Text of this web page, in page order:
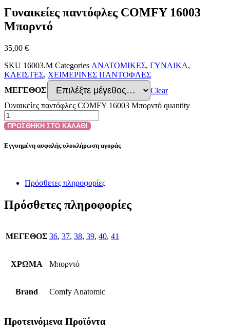
Γυναικείες παντόφλες COMFY 16003
Μπορντό
35,00 €
SKU 16003.M Categories ΑΝΑΤΟΜΙΚΕΣ, ΓΥΝΑΙΚΑ,
ΚΛΕΙΣΤΕΣ, ΧΕΙΜΕΡΙΝΕΣ ΠΑΝΤΟΦΛΕΣ
ΜΕΓΕΘΟΣ
Clear
Γυναικείες παντόφλες COMFY 16003 Μπορντό quantity
ΠΡΟΣΘΗΚΗ ΣΤΟ ΚΑΛΑΘΙ
Εγγυημένη ασφαλής ολοκλήρωση αγοράς
Πρόσθετες πληροφορίες
Πρόσθετες πληροφορίες
ΜΕΓΕΘΟΣ 36, 37, 38, 39, 40, 41
ΧΡΩΜΑ Μπορντό
Brand Comfy Anatomic
Προτεινόμενα Προϊόντα